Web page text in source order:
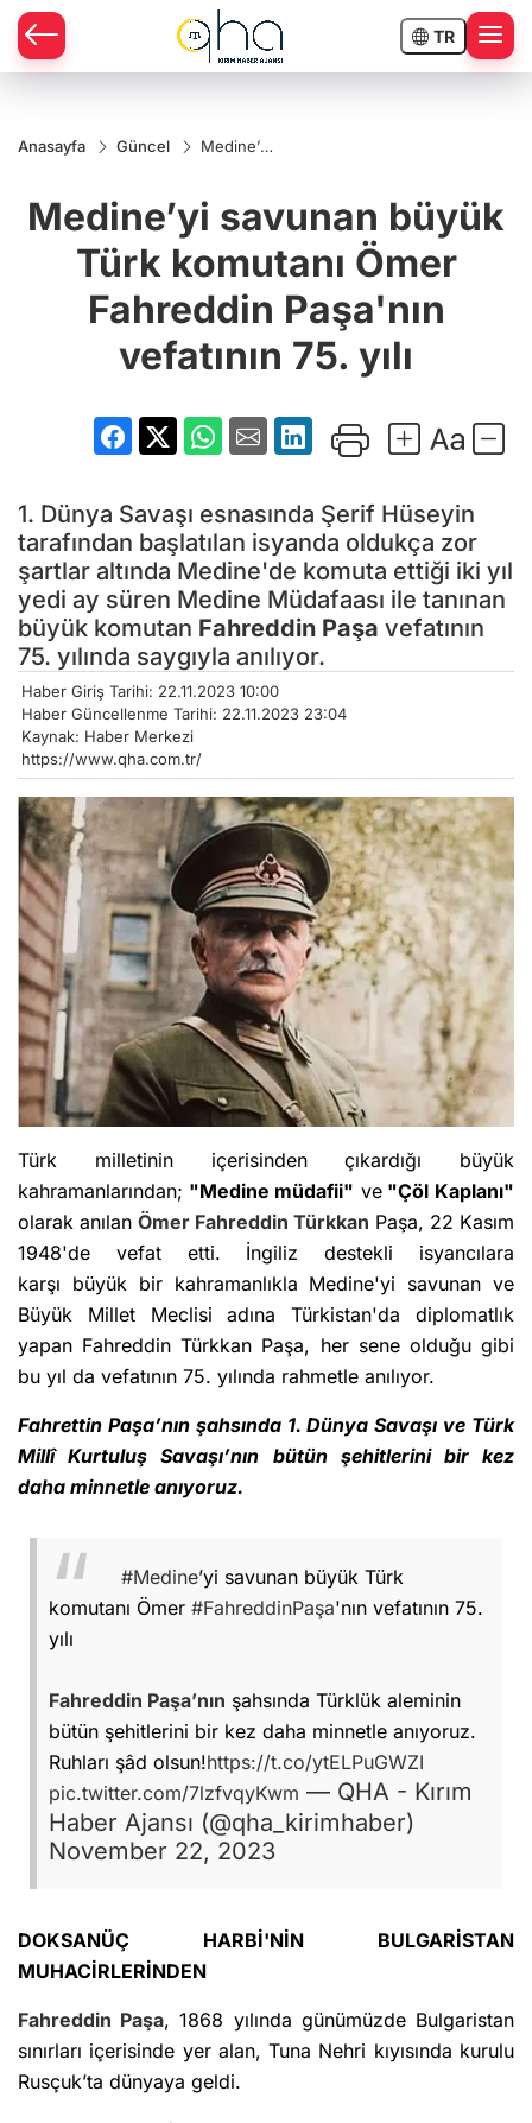
TR
Anasayfa Güncel
Medine’yi
Türk
komutanı
Fahreddin
Paşa'nın
vefatının
75. yılı
Medine’yi savunan büyük
Türk komutanı Ömer
Fahreddin Paşa'nın
vefatının 75. yılı
1. Dünya Savaşı esnasında Şerif Hüseyin
tarafından başlatılan isyanda oldukça zor
şartlar altında Medine'de komuta ettiği iki yıl
yedi ay süren Medine Müdafaası ile tanınan
büyük komutan Fahreddin Paşa vefatının
75. yılında saygıyla anılıyor.
Haber Giriş Tarihi: 22.11.2023 10:00
Haber Güncellenme Tarihi: 22.11.2023 23:04
Kaynak: Haber Merkezi
https://www.qha.com.tr/
Türk milletinin içerisinden çıkardığı büyük
kahramanlarından; "Medine müdafii" ve"Çöl Kaplanı"
olarak anılan Ömer Fahreddin Türkkan Paşa, 22 Kasım
1948'de vefat etti. İngiliz destekli isyancılara
karşı büyük bir kahramanlıkla Medine'yi savunan ve
Büyük Millet Meclisi adına Türkistan'da diplomatlık
yapan Fahreddin Türkkan Paşa, her sene olduğu gibi
bu yıl da vefatının 75. yılında rahmetle anılıyor.
Fahrettin Paşa’nın şahsında 1. Dünya Savaşı ve Türk
Millî Kurtuluş Savaşı’nın bütün şehitlerini bir kez
daha minnetle anıyoruz.
#Medine’yi savunan büyük Türk
komutanı Ömer #FahreddinPaşa'nın vefatının 75.
yılı
Fahreddin Paşa’nın şahsında Türklük aleminin
bütün şehitlerini bir kez daha minnetle anıyoruz.
Ruhları şâd olsun!https://t.co/ytELPuGWZI
pic.twitter.com/7lzfvqyKwm — QHA - Kırım
Haber Ajansı (@qha_kirimhaber)
November 22, 2023
DOKSANÜÇ HARBİ'NİN BULGARİSTAN
MUHACİRLERİNDEN
Fahreddin Paşa, 1868 yılında günümüzde Bulgaristan
sınırları içerisinde yer alan, Tuna Nehri kıyısında kurulu
Rusçuk’ta dünyaya geldi.